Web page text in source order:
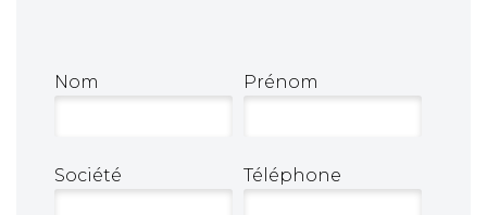
Nom Prénom
Société Téléphone